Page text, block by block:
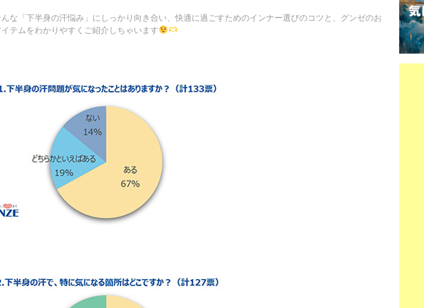
な「下半身の汗悩み」にしっかり向き合い、快適に過ごすためのインナー選びのコツと、グンゼのお
テムをわかりやすくご紹介しちゃいます